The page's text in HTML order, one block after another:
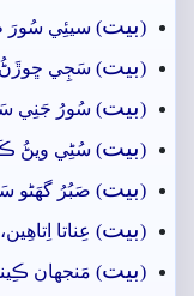
(بيت) سيئِي سُورَ
(بيت) سَڄِي
(بيت) سُورُ جَنِي
(بيت) سُڻِي ويڻُ
(بيت) صَبُرُ گهَڻو
(بيت) عِناتا
(بيت) مَنجهان